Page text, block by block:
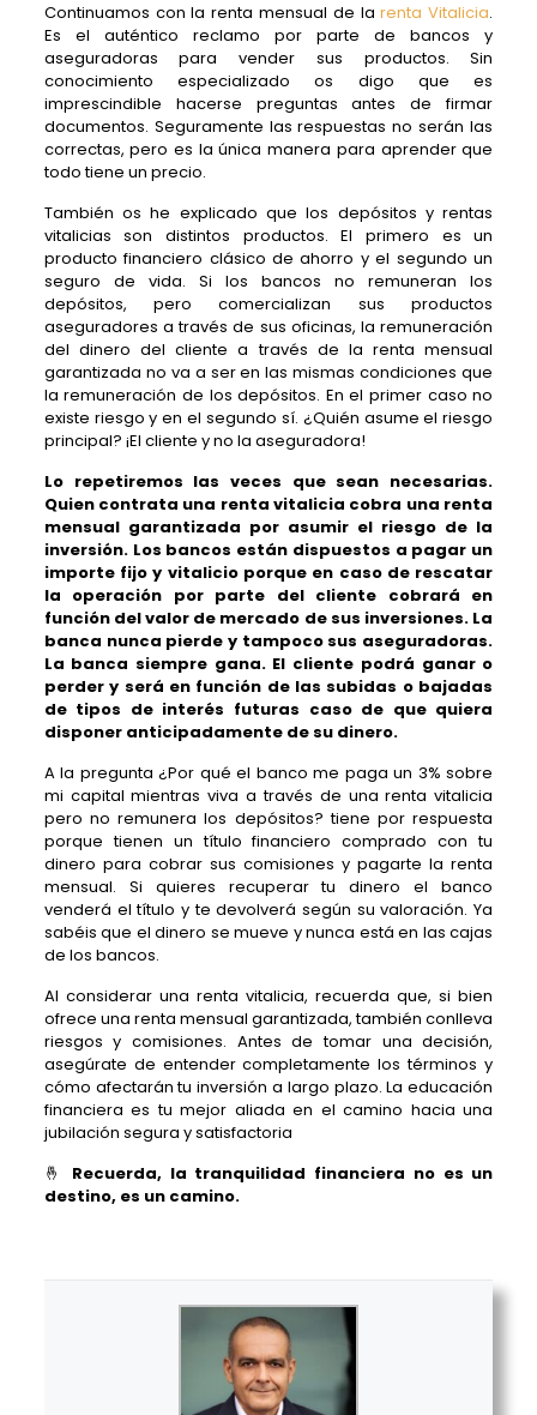
Continuamos con la renta mensual de larenta Vitalicia.
Es el auténtico reclamo por parte de bancos y
aseguradoras para vender sus productos. Sin
conocimiento especializado os digo que es
imprescindible hacerse preguntas antes de firmar
documentos. Seguramente las respuestas no serán las
correctas, pero es la única manera para aprender que
todo tiene un precio.
También os he explicado que los depósitos y rentas
vitalicias son distintos productos. El primero es un
producto financiero clásico de ahorro y el segundo un
seguro de vida. Si los bancos no remuneran los
depósitos, pero comercializan sus productos
aseguradores a través de sus oficinas, la remuneración
del dinero del cliente a través de la renta mensual
garantizada no va a ser en las mismas condiciones que
la remuneración de los depósitos. En el primer caso no
existe riesgo y en el segundo sí. ¿Quién asume el riesgo
principal? ¡El cliente y no la aseguradora!
Lo repetiremos las veces que sean necesarias.
Quien contrata una renta vitalicia cobra una renta
mensual garantizada por asumir el riesgo de la
inversión. Los bancos están dispuestos a pagar un
importe fijo y vitalicio porque en caso de rescatar
la operación por parte del cliente cobrará en
función del valor de mercado de sus inversiones. La
banca nunca pierde y tampoco sus aseguradoras.
La banca siempre gana. El cliente podrá ganar o
perder y será en función de las subidas o bajadas
de tipos de interés futuras caso de que quiera
disponer anticipadamente de su dinero.
A la pregunta ¿Por qué el banco me paga un 3% sobre
mi capital mientras viva a través de una renta vitalicia
pero no remunera los depósitos? tiene por respuesta
porque tienen un título financiero comprado con tu
dinero para cobrar sus comisiones y pagarte la renta
mensual. Si quieres recuperar tu dinero el banco
venderá el título y te devolverá según su valoración. Ya
sabéis que el dinero se mueve y nunca está en las cajas
de los bancos.
Al considerar una renta vitalicia, recuerda que, si bien
ofrece una renta mensual garantizada, también conlleva
riesgos y comisiones. Antes de tomar una decisión,
asegúrate de entender completamente los términos y
cómo afectarán tu inversión a largo plazo. La educación
financiera es tu mejor aliada en el camino hacia una
jubilación segura y satisfactoria
🤞 Recuerda, la tranquilidad financiera no es un
destino, es un camino.